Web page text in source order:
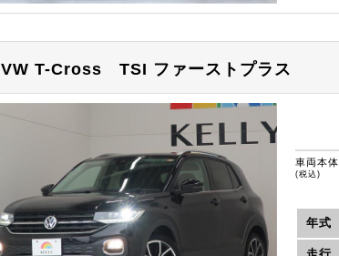
VW T-Cross TSI ファーストプラス
車両本体
(税込)
年式